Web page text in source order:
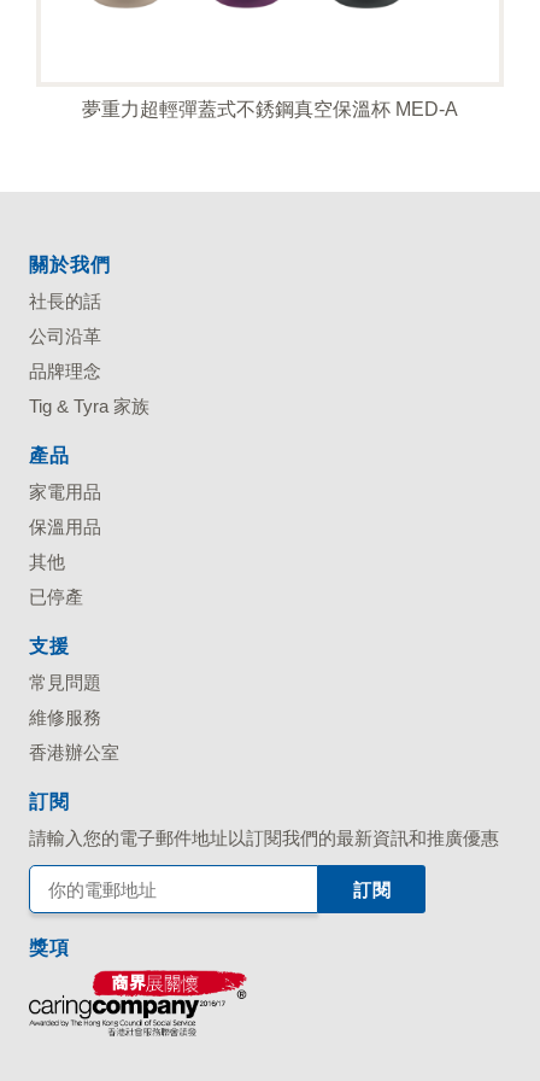
夢重力超輕彈蓋式不銹鋼真空保溫杯 MED-A
關於我們
社長的話
公司沿革
品牌理念
Tig & Tyra 家族
產品
家電用品
保溫用品
其他
已停產
支援
常見問題
維修服務
香港辦公室
訂閱
請輸入您的電子郵件地址以訂閱我們的最新資訊和推廣優惠
獎項